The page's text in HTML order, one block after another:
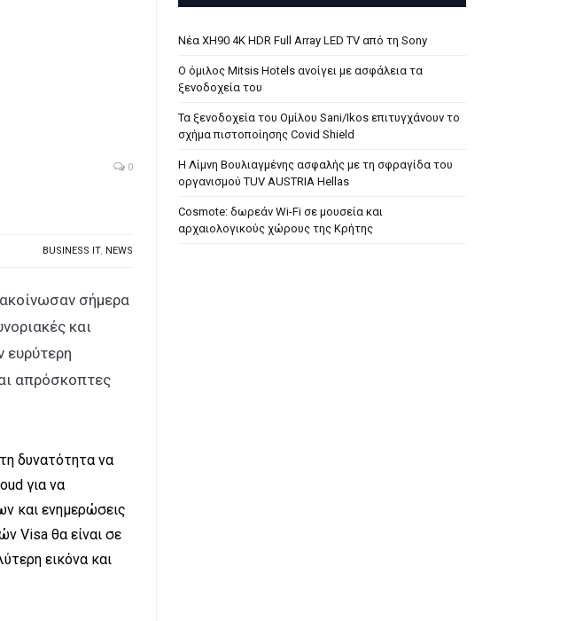
0
BUSINESS IT, NEWS
σήμερα
και
ευρύτερη
απρόσκοπτες
δυνατότητα να
για να
και ενημερώσεις
Visa θα είναι σε
εικόνα και
Νέα XH90 4K HDR Full Array LED TV από τη Sony
Ο όμιλος Mitsis Hotels ανοίγει με ασφάλεια τα
ξενοδοχεία του
Τα ξενοδοχεία του Ομίλου Sani/Ikos επιτυγχάνουν το
σχήμα πιστοποίησης Covid Shield
H Λίμνη Βουλιαγμένης ασφαλής με τη σφραγίδα του
οργανισμού TUV AUSTRIA Hellas
Cosmote: δωρεάν Wi-Fi σε μουσεία και
αρχαιολογικούς χώρους της Κρήτης